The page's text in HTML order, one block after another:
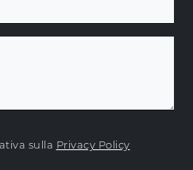
sulla Privacy Policy